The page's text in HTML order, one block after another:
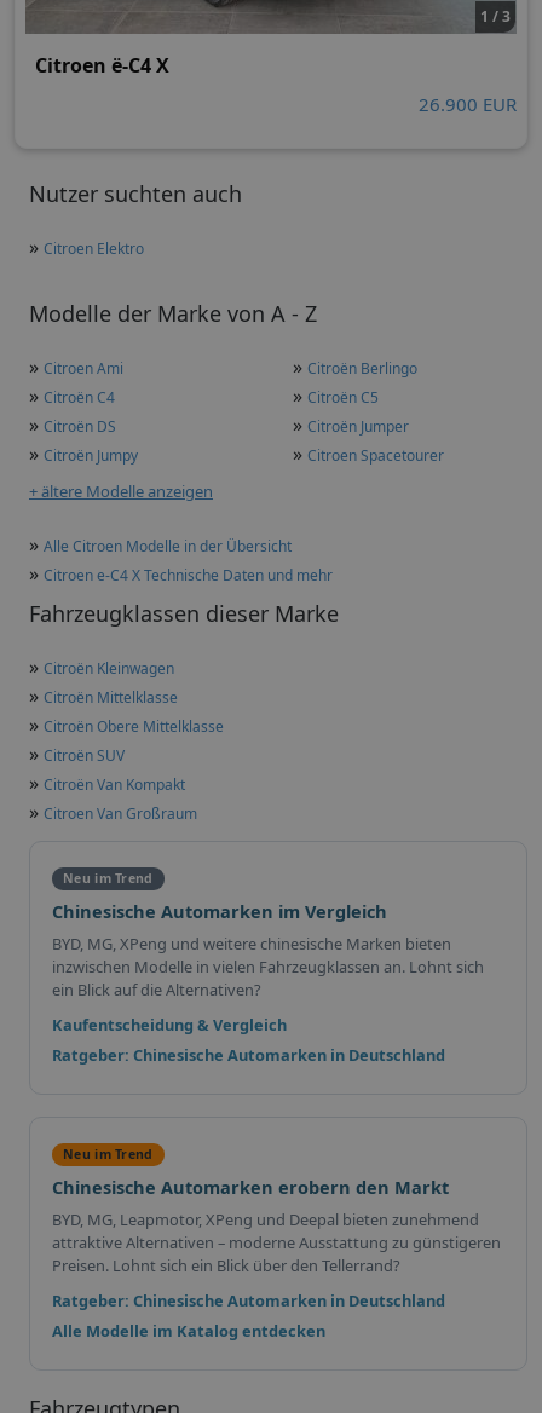
Nutzer suchten auch
» Citroen Elektro
Modelle der Marke von A - Z
» Citroen Ami » Citroën Berlingo
» Citroën C4 » Citroën C5
» Citroën DS » Citroën Jumper
» Citroën Jumpy » Citroen Spacetourer
+ ältere Modelle anzeigen
» Alle Citroen Modelle in der Übersicht
» Citroen e-C4 X Technische Daten und mehr
Fahrzeugklassen dieser Marke
» Citroën Kleinwagen
» Citroën Mittelklasse
» Citroën Obere Mittelklasse
» Citroën SUV
» Citroën Van Kompakt
» Citroen Van Großraum
Neu im Trend
Chinesische Automarken im Vergleich
BYD, MG, XPeng und weitere chinesische Marken bieten
inzwischen Modelle in vielen Fahrzeugklassen an. Lohnt sich
ein Blick auf die Alternativen?
Kaufentscheidung & Vergleich
Ratgeber: Chinesische Automarken in Deutschland
Neu im Trend
Chinesische Automarken erobern den Markt
BYD, MG, Leapmotor, XPeng und Deepal bieten zunehmend
attraktive Alternativen – moderne Ausstattung zu günstigeren
Preisen. Lohnt sich ein Blick über den Tellerrand?
Ratgeber: Chinesische Automarken in Deutschland
Alle Modelle im Katalog entdecken
1 / 3
Citroen ë-C4 X
26.900 EUR